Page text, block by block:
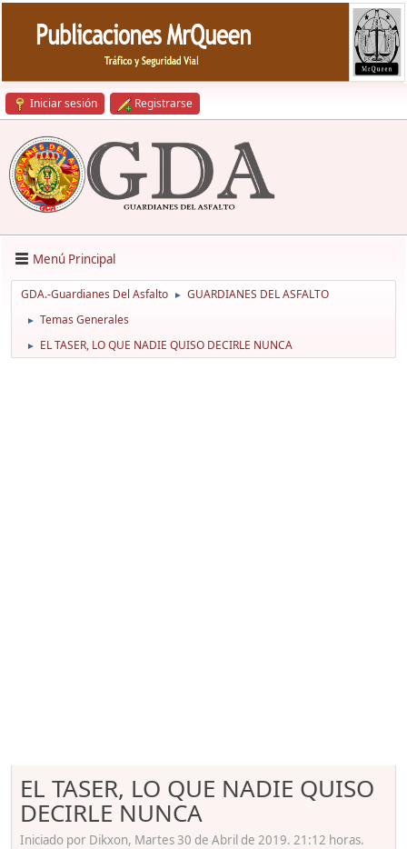
Iniciar sesión Registrarse
Menú Principal
GDA.-Guardianes Del Asfalto ► GUARDIANES DEL ASFALTO
► Temas Generales
► EL TASER, LO QUE NADIE QUISO DECIRLE NUNCA
EL TASER, LO QUE NADIE QUISO
DECIRLE NUNCA
Iniciado por Dikxon, Martes 30 de Abril de 2019. 21:12 horas.